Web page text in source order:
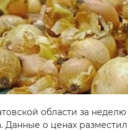
области за
Данные о ценах разместил